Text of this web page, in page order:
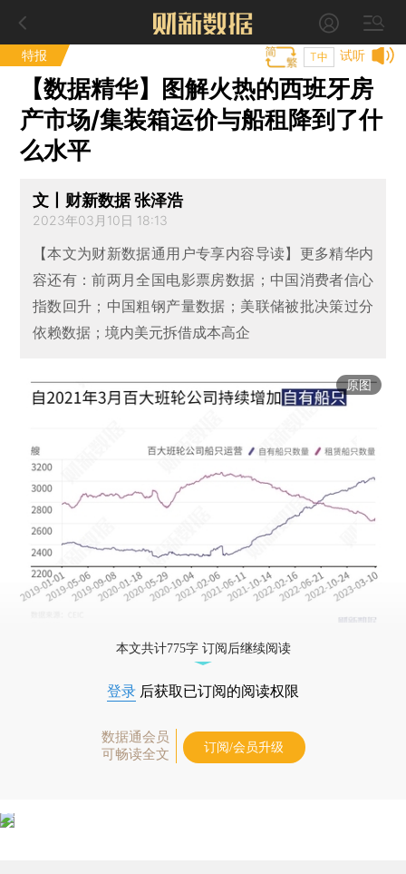
特报 试听
T中
【数据精华】图解火热的西班牙房
产市场/集装箱运价与船租降到了什
么水平
文丨财新数据 张泽浩
2023年03月10日 18:13
【本文为财新数据通用户专享内容导读】更多精华内
容还有：前两月全国电影票房数据；中国消费者信心
指数回升；中国粗钢产量数据；美联储被批决策过分
依赖数据；境内美元拆借成本高企
原图
本文共计775字 订阅后继续阅读
登录 后获取已订阅的阅读权限
数据通会员
可畅读全文
订阅/会员升级